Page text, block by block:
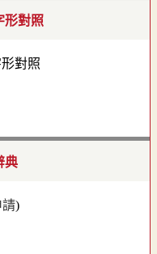
形對照
典
請)